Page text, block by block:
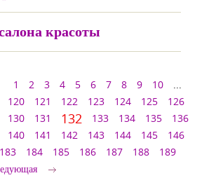
красоты
1 2 3 4 5 6 7 8 9 10
...
120 121 122 123 124 125
126
130 131 132 133 134 135
136
140 141 142 143 144 145
146
183 184 185 186 187 188
189